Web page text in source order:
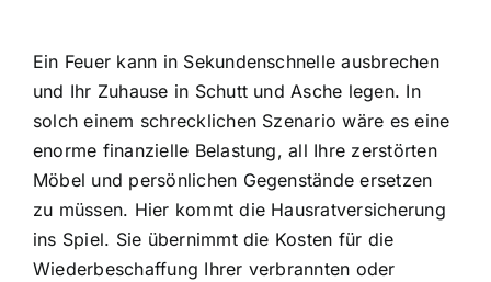
Ein Feuer kann in Sekundenschnelle ausbrechen
und Ihr Zuhause in Schutt und Asche legen. In
solch einem schrecklichen Szenario wäre es eine
enorme finanzielle Belastung, all Ihre zerstörten
Möbel und persönlichen Gegenstände ersetzen
zu müssen. Hier kommt die Hausratversicherung
ins Spiel. Sie übernimmt die Kosten für die
Wiederbeschaffung Ihrer verbrannten oder